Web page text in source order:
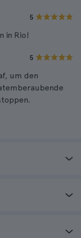
5
in Rio!
5
um den